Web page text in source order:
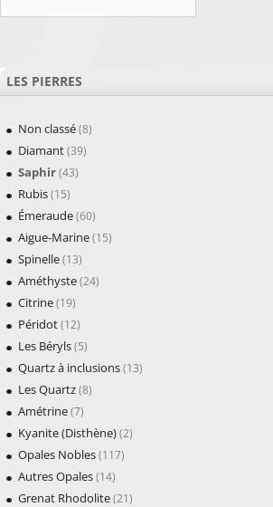
LES PIERRES
Non classé(8)
Diamant(39)
Saphir(43)
Rubis(15)
Émeraude(60)
Aigue-Marine(15)
Spinelle(13)
Améthyste(24)
Citrine(19)
Péridot(12)
Les Béryls(5)
Quartz à inclusions(13)
Les Quartz(8)
Amétrine(7)
Kyanite (Disthène)(2)
Opales Nobles(117)
Autres Opales(14)
Grenat Rhodolite(21)